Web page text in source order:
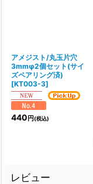
アメジスト/丸玉片穴
3mmφ2個セット(サイ
ズペアリング済)
[KT003-3]
440 円(税込)
レビュー